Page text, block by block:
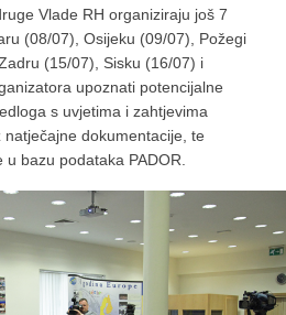
Vlade RH organiziraju još 7
(08/07), Osijeku (09/07), Požegi
(15/07), Sisku (16/07) i
upoznati potencijalne
s uvjetima i zahtjevima
dokumentacije, te
bazu podataka PADOR.